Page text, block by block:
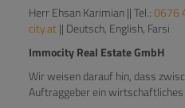
Herr Ehsan Karimian || Tel.:0676
city.at|| Deutsch, English, Farsi
Immocity Real Estate GmbH
Wir weisen darauf hin, dass
Auftraggeber ein